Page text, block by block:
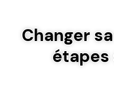
Changer
étapes